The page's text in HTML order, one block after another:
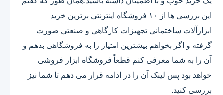
این بررسی ها از ۱۰ فروشگاه اینترنتی برترین خرید
ابزارآلات ساختمانی تجهیزات کارگاهی و صنعتی صورت
گرفته و اگر بخواهم بیشترین امتیاز را به فروشگاهی بدهم و
آن را به شما معرفی کنم قطعاً فروشگاه ابزار فروشی
خواهد بود پس لینک آن را در ادامه قرار می دهم تا شما نیز
بررسی کنید.